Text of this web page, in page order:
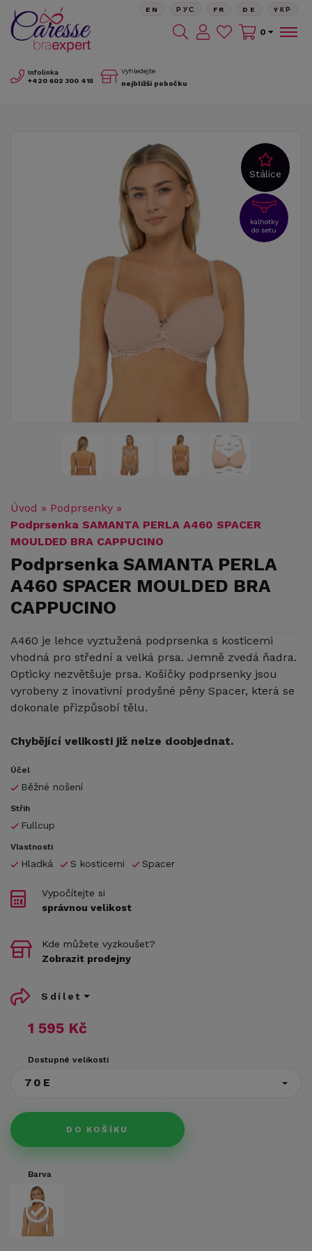
Infolinka
+420 602 300 415
Vyhledejte
nejbližší pobočku
EN РУС FR DE YКР
0
Stálice
kalhotky
do setu
Úvod » Podprsenky »
Podprsenka SAMANTA PERLA A460 SPACER
MOULDED BRA CAPPUCINO
Podprsenka SAMANTA PERLA
A460 SPACER MOULDED BRA
CAPPUCINO
A460 je lehce vyztužená podprsenka s kosticemi
vhodná pro střední a velká prsa. Jemně zvedá ňadra.
Opticky nezvětšuje prsa. Košíčky podprsenky jsou
vyrobeny z inovativní prodyšné pěny Spacer, která se
dokonale přizpůsobí tělu.
Chybějící velikosti již nelze doobjednat.
Účel
Běžné nošení
Střih
Fullcup
Vlastnosti
Hladká S kosticemi Spacer
1 595 Kč
Dostupné velikosti
70E
DO KOŠÍKU
Vypočítejte si
správnou velikost
Kde můžete vyzkoušet?
Zobrazit prodejny
Sdílet
Barva